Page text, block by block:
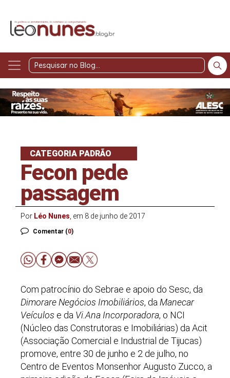
Pesquisar
Blog
CATEGORIA PADRÃO
Fecon pede
passagem
Por Léo Nunes , em 8 de junho de 2017
Comentar (0)
Com patrocínio do Sebrae e apoio do Sesc, da
Dimorare Negócios Imobiliários, da Manecar
Veículos e da Vi.Ana Incorporadora, o NCI
(Núcleo das Construtoras e Imobiliárias) da Acit
(Associação Comercial e Industrial de Tijucas)
promove, entre 30 de junho e 2 de julho, no
Centro de Eventos Monsenhor Augusto Zucco, a